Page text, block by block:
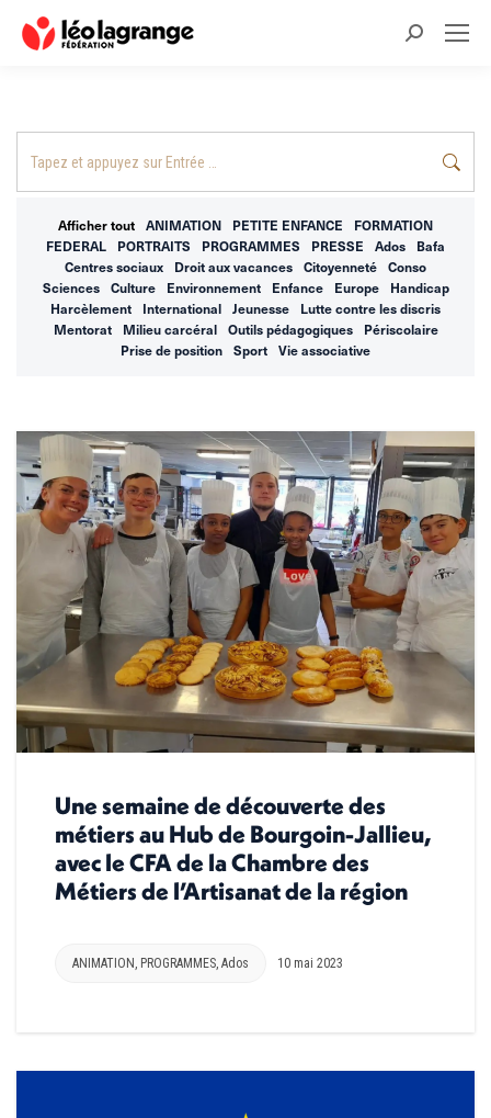
Recherche
Afficher tout ANIMATION PETITE ENFANCE
FORMATION
FEDERAL
PORTRAITS PROGRAMMES PRESSE Ados
Bafa
Centres sociaux
Droit aux vacances Citoyenneté
Conso
Sciences
Culture Environnement Enfance Europe
Handicap
Harcèlement
International Jeunesse
Lutte contre les discris
Mentorat
Milieu carcéral Outils pédagogiques
Périscolaire
Prise de position
Sport Vie associative
Une semaine de découverte des
métiers au Hub de Bourgoin-Jallieu,
avec le CFA de la Chambre des
Métiers de l’Artisanat de la région
ANIMATION, PROGRAMMES, Ados 10 mai 2023